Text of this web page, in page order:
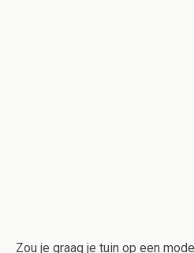
Zou je graag je tuin op een